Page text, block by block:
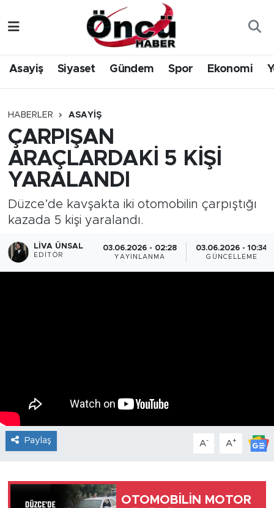
Asayiş Siyaset Gündem Spor Ekonomi
HABERLER ASAYIŞ
ÇARPIŞAN
ARAÇLARDAKİ 5 KİŞİ
YARALANDI
Düzce’de kavşakta iki otomobilin çarpıştığı
kazada 5 kişi yaralandı.
LIVA ÜNSAL
EDITÖR
03.06.2026 - 02:28
YAYINLANMA
03.06.2026 - 10:34
GÜNCELLEME
Paylaş A- A+
OTOMOBİLİN MOTOR
Gündem
Sağlık & Çevre
Spor
Siyaset
Yerel Haber
Düzce Nöbetçi Eczaneler
Düzce Hava Durumu
Düzce Namaz Vakitleri
Düzce Trafik Yoğunluk Haritası
Süper Lig Puan Durumu ve Fikstür
Tüm Manşetler